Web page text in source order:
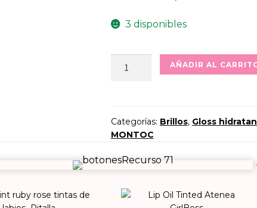
3 disponibles
con
ácido
206
cantidad
AÑADIR AL
Categorías: Brillos, Gloss
MONTOC